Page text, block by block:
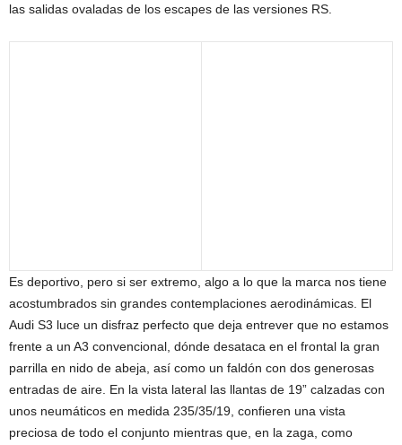
las salidas ovaladas de los escapes de las versiones RS.
Es deportivo, pero si ser extremo, algo a lo que la marca nos tiene
acostumbrados sin grandes contemplaciones aerodinámicas. El
Audi S3 luce un disfraz perfecto que deja entrever que no estamos
frente a un A3 convencional, dónde desataca en el frontal la gran
parrilla en nido de abeja, así como un faldón con dos generosas
entradas de aire. En la vista lateral las llantas de 19” calzadas con
unos neumáticos en medida 235/35/19, confieren una vista
preciosa de todo el conjunto mientras que, en la zaga, como